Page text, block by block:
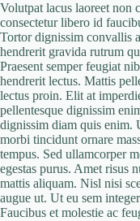
Volutpat lacus laoreet non
consectetur libero id
Tortor dignissim convallis
hendrerit gravida rutrum
Praesent semper feugiat
hendrerit lectus. Mattis
lectus proin. Elit at
pellentesque dignissim
dignissim diam quis enim.
morbi tincidunt ornare
tempus. Sed ullamcorper
egestas purus. Amet risus
mattis aliquam. Nisl nisi
augue ut. Ut eu sem
Faucibus et molestie ac